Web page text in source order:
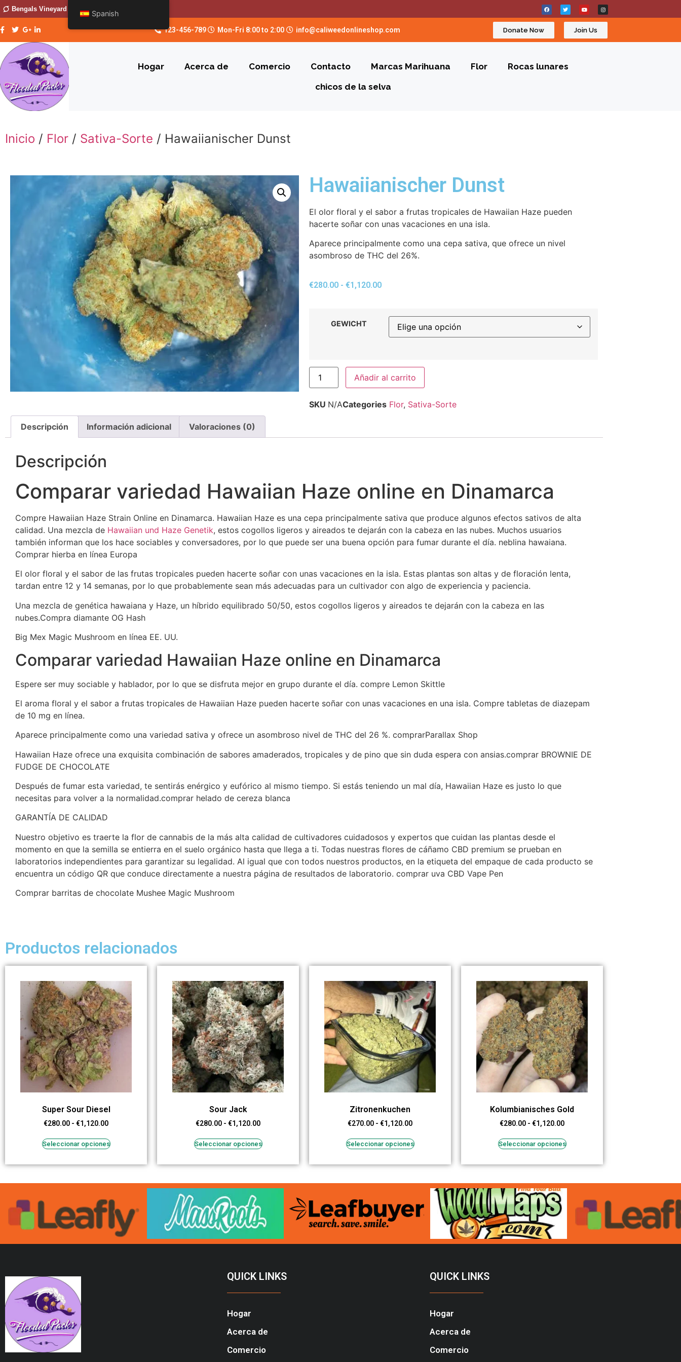
Bengals Vineyard
123-456-789 Mon-Fri 8:00 to 2:00 info@caliweedonlineshop.com Donate Now Join Us
Hogar Acerca de Comercio Contacto Marcas Marihuana Flor
Rocas lunares
chicos de la selva
Inicio / Flor / Sativa-Sorte / Hawaiianischer Dunst
Hawaiianischer Dunst
El olor floral y el sabor a frutas tropicales de Hawaiian Haze pueden
hacerte soñar con unas vacaciones en una isla.
Aparece principalmente como una cepa sativa, que ofrece un nivel
asombroso de THC del 26%.
€280.00 - €1,120.00
GEWICHT
Añadir al carrito
SKU N/ACategories Flor, Sativa-Sorte
Descripción Información adicional Valoraciones (0)
Descripción
Comparar variedad Hawaiian Haze online en Dinamarca
Compre Hawaiian Haze Strain Online en Dinamarca. Hawaiian Haze es una cepa principalmente sativa que produce algunos efectos sativos de alta
calidad. Una mezcla de Hawaiian und Haze Genetik, estos cogollos ligeros y aireados te dejarán con la cabeza en las nubes. Muchos usuarios
también informan que los hace sociables y conversadores, por lo que puede ser una buena opción para fumar durante el día. neblina hawaiana.
Comprar hierba en línea Europa
El olor floral y el sabor de las frutas tropicales pueden hacerte soñar con unas vacaciones en la isla. Estas plantas son altas y de floración lenta,
tardan entre 12 y 14 semanas, por lo que probablemente sean más adecuadas para un cultivador con algo de experiencia y paciencia.
Una mezcla de genética hawaiana y Haze, un híbrido equilibrado 50/50, estos cogollos ligeros y aireados te dejarán con la cabeza en las
nubes.Compra diamante OG Hash
Big Mex Magic Mushroom en línea EE. UU.
Comparar variedad Hawaiian Haze online en Dinamarca
Espere ser muy sociable y hablador, por lo que se disfruta mejor en grupo durante el día. compre Lemon Skittle
El aroma floral y el sabor a frutas tropicales de Hawaiian Haze pueden hacerte soñar con unas vacaciones en una isla. Compre tabletas de diazepam
de 10 mg en línea.
Aparece principalmente como una variedad sativa y ofrece un asombroso nivel de THC del 26 %. comprarParallax Shop
Hawaiian Haze ofrece una exquisita combinación de sabores amaderados, tropicales y de pino que sin duda espera con ansias.comprar BROWNIE DE
FUDGE DE CHOCOLATE
Después de fumar esta variedad, te sentirás enérgico y eufórico al mismo tiempo. Si estás teniendo un mal día, Hawaiian Haze es justo lo que
necesitas para volver a la normalidad.comprar helado de cereza blanca
GARANTÍA DE CALIDAD
Nuestro objetivo es traerte la flor de cannabis de la más alta calidad de cultivadores cuidadosos y expertos que cuidan las plantas desde el
momento en que la semilla se entierra en el suelo orgánico hasta que llega a ti. Todas nuestras flores de cáñamo CBD premium se prueban en
laboratorios independientes para garantizar su legalidad. Al igual que con todos nuestros productos, en la etiqueta del empaque de cada producto se
encuentra un código QR que conduce directamente a nuestra página de resultados de laboratorio. comprar uva CBD Vape Pen
Comprar barritas de chocolate Mushee Magic Mushroom
Productos relacionados
Super Sour Diesel
€280.00 - €1,120.00
Seleccionar opciones
Sour Jack
€280.00 - €1,120.00
Seleccionar opciones
Zitronenkuchen
€270.00 - €1,120.00
Seleccionar opciones
Kolumbianisches Gold
€280.00 - €1,120.00
Seleccionar opciones
QUICK LINKS
Hogar
Acerca de
Comercio
QUICK LINKS
Hogar
Acerca de
Comercio
Spanish